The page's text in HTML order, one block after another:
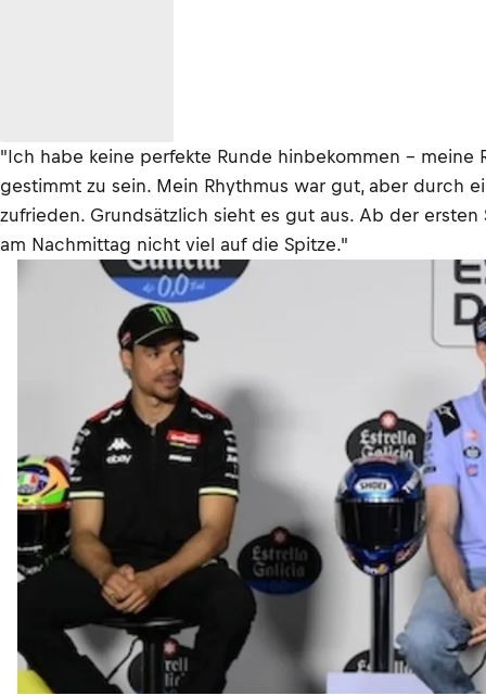
"Ich habe keine perfekte Runde hinbekommen –
gestimmt zu sein. Mein Rhythmus war gut, aber durch
zufrieden. Grundsätzlich sieht es gut aus. Ab der
am Nachmittag nicht viel auf die Spitze."